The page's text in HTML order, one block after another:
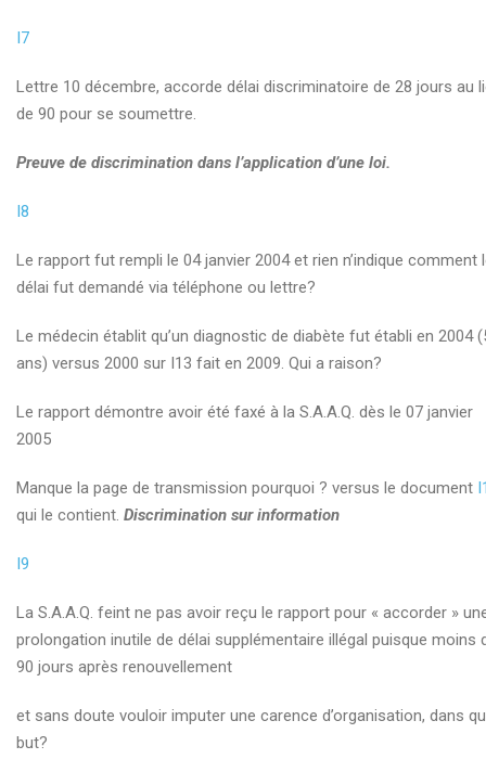
I7
Lettre 10 décembre, accorde délai discriminatoire de 28 jours au
de 90 pour se soumettre.
Preuve de discrimination dans l’application d’une loi.
I8
Le rapport fut rempli le 04 janvier 2004 et rien n’indique comment
délai fut demandé via téléphone ou lettre?
Le médecin établit qu’un diagnostic de diabète fut établi en 2004
ans) versus 2000 sur I13 fait en 2009. Qui a raison?
Le rapport démontre avoir été faxé à la S.A.A.Q. dès le 07 janvier
2005
Manque la page de transmission pourquoi ? versus le document
qui le contient. Discrimination sur information
I9
La S.A.A.Q. feint ne pas avoir reçu le rapport pour « accorder »
prolongation inutile de délai supplémentaire illégal puisque moins
90 jours après renouvellement
et sans doute vouloir imputer une carence d’organisation, dans
but?